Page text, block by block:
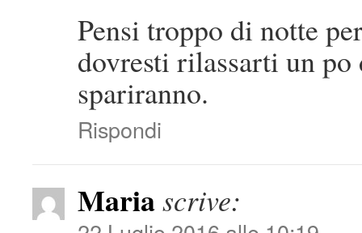
Pensi troppo di notte
dovresti rilassarti un
spariranno.
Rispondi
Mariascrive: